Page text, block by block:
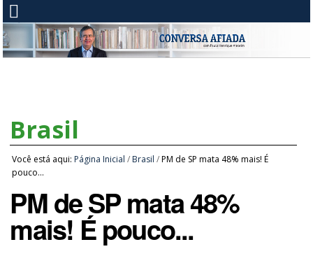
Brasil
Você está aqui: Página Inicial / Brasil /PM de SP mata 48% mais! É
pouco...
PM de SP mata 48%
mais! É pouco...